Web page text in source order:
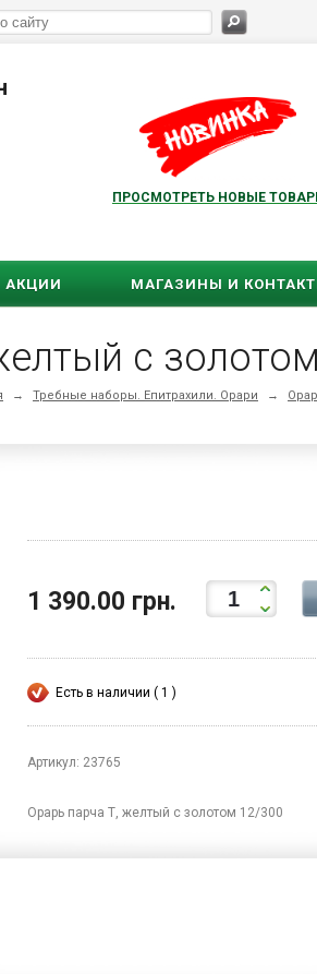
ПРОСМОТРЕТЬ НОВЫЕ
АКЦИИ МАГАЗИНЫ И
с
→ Требные наборы. Епитрахили. Орари →
1 390.00 грн.
Есть в наличии ( 1 )
Артикул: 23765
Орарь парча Т, желтый с золотом 12/300